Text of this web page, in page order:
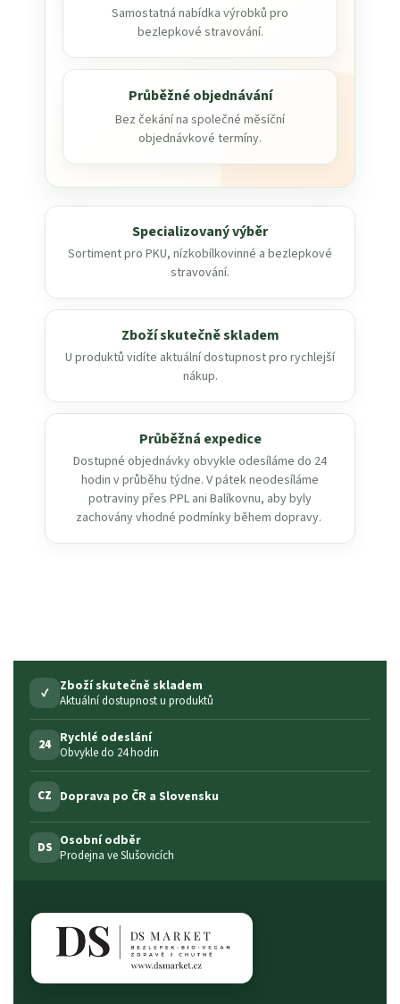
Samostatná nabídka výrobků pro
bezlepkové stravování.
Průběžné objednávání
Bez čekání na společné měsíční
objednávkové termíny.
Specializovaný výběr
Sortiment pro PKU, nízkobílkovinné a bezlepkové
stravování.
Zboží skutečně skladem
U produktů vidíte aktuální dostupnost pro rychlejší
nákup.
Průběžná expedice
Dostupné objednávky obvykle odesíláme do 24
hodin v průběhu týdne. V pátek neodesíláme
potraviny přes PPL ani Balíkovnu, aby byly
zachovány vhodné podmínky během dopravy.
✓ Zboží skutečně skladem
Aktuální dostupnost u produktů
24 Rychlé odeslání
Obvykle do 24 hodin
CZ Doprava po ČR a Slovensku
DS Osobní odběr
Prodejna ve Slušovicích